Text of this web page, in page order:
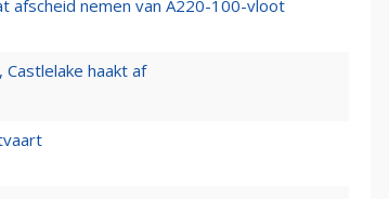
afscheid nemen van A220-100-vloot
haakt af